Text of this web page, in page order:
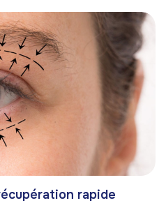
rapide